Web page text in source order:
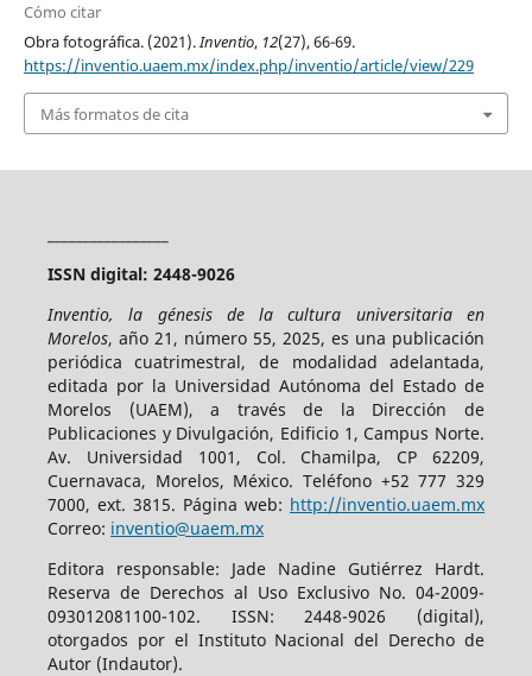
Cómo citar
Obra fotográfica. (2021).Inventio, 12(27), 66-69.
https://inventio.uaem.mx/index.php/inventio/article/view/229
Más formatos de cita
ISSN digital: 2448-9026
Inventio, la génesis de la cultura universitaria en
Morelos, año 21, número 55, 2025, es una publicación
periódica cuatrimestral, de modalidad adelantada,
editada por la Universidad Autónoma del Estado de
Morelos (UAEM), a través de la Dirección de
Publicaciones y Divulgación, Edificio 1, Campus Norte.
Av. Universidad 1001, Col. Chamilpa, CP 62209,
Cuernavaca, Morelos, México. Teléfono +52 777 329
7000, ext. 3815. Página web: http://inventio.uaem.mx
Correo: inventio@uaem.mx
Editora responsable: Jade Nadine Gutiérrez Hardt.
Reserva de Derechos al Uso Exclusivo No. 04-2009-
093012081100-102. ISSN: 2448-9026 (digital),
otorgados por el Instituto Nacional del Derecho de
Autor (Indautor).